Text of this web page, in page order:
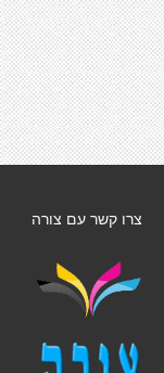
צרו קשר עם צורה